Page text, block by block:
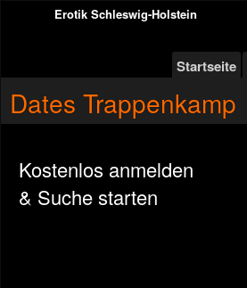
Erotik Schleswig-Holstein
Startseite
Dates Trappenkamp
Kostenlos anmelden
& Suche starten